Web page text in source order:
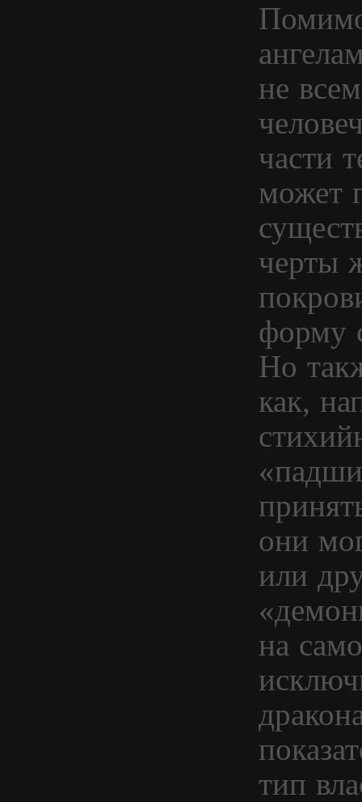
не
части
может
черты
форму
Но
как,
они
или
на
тип